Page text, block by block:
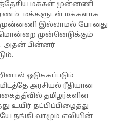
மக்கள் முன்னணி
மக்களுடன் மக்களாக
முன்னணி இல்லாமல் போனது
முன்னெடுக்கும்
அதன் பின்னர்
ஒடுக்கப்படும்
அரசியல் ரீதியான
தமிழர்களின்
உயிர் தப்பிப்பிழைத்து
தங்கி வாழும் எலியின்